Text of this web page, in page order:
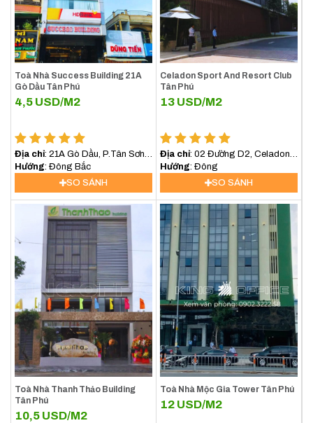
Toà Nhà Success Building 21A
Gò Dầu Tân Phú
4,5 USD/M2
Địa chỉ: 21A Gò Dầu, P.Tân Sơn
Nhì, Quận Tân Phú
Hướng : Đông Bắc
SO SÁNH
Celadon Sport And Resort Club
Tân Phú
13 USD/M2
Địa chỉ: 02 Đường D2, Celadon
City, Tân Phú, Hồ Chí Minh
Hướng : Đông
SO SÁNH
Toà Nhà Thanh Thảo Building
Tân Phú
10,5 USD/M2
Toà Nhà Mộc Gia Tower Tân Phú
12 USD/M2